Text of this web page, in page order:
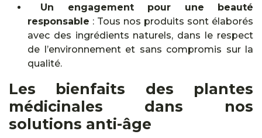
Un engagement pour une beauté
responsable : Tous nos produits sont élaborés
avec des ingrédients naturels, dans le respect
de l’environnement et sans compromis sur la
qualité.
Les bienfaits des plantes
médicinales dans nos
solutions anti-âge